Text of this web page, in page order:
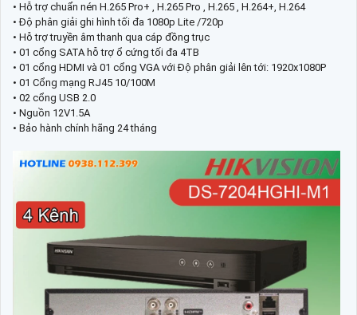
• Hỗ trợ chuẩn nén H.265 Pro+ , H.265 Pro , H.265 , H.264+, H.264
• Độ phân giải ghi hình tối đa 1080p Lite /720p
• Hỗ trợ truyền âm thanh qua cáp đồng trục
• 01 cổng SATA hỗ trợ ổ cứng tối đa 4TB
• 01 cổng HDMI và 01 cổng VGA với Độ phân giải lên tới: 1920x1080P
• 01 Cổng mạng RJ45 10/100M
• 02 cổng USB 2.0
• Nguồn 12V1.5A
• Bảo hành chính hãng 24 tháng